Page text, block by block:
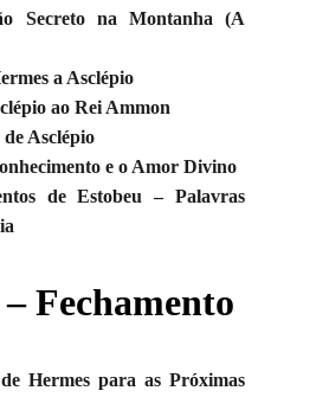
Secreto na Montanha (A
a Asclépio
ao Rei Ammon
Asclépio
e o Amor Divino
de Estobeu – Palavras
Fechamento
Hermes para as Próximas